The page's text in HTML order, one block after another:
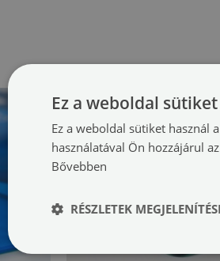
Ez a weboldal
Ez a weboldal sütiket használ
használatával Ön hozzájárul
Bővebben
RÉSZLETEK